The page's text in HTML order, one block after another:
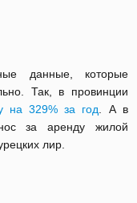
данные, которые
Так, в провинции
на 329% за год . А в
за аренду жилой
лир.